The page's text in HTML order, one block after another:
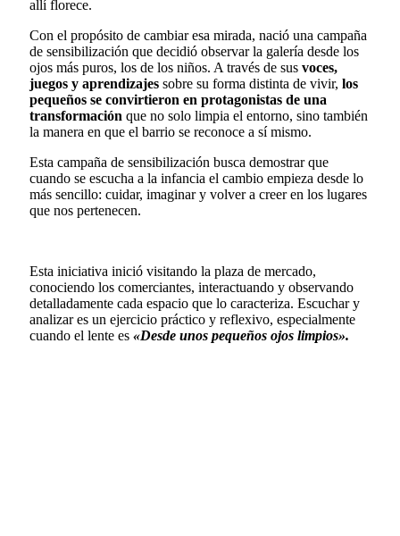
allí florece.
Con el propósito de cambiar esa mirada, nació una campaña
de sensibilización que decidió observar la galería desde los
ojos más puros, los de los niños. A través de sus voces,
juegos y aprendizajes sobre su forma distinta de vivir, los
pequeños se convirtieron en protagonistas de una
transformación que no solo limpia el entorno, sino también
la manera en que el barrio se reconoce a sí mismo.
Esta campaña de sensibilización busca demostrar que
cuando se escucha a la infancia el cambio empieza desde lo
más sencillo: cuidar, imaginar y volver a creer en los lugares
que nos pertenecen.
Esta iniciativa inició visitando la plaza de mercado,
conociendo los comerciantes, interactuando y observando
detalladamente cada espacio que lo caracteriza. Escuchar y
analizar es un ejercicio práctico y reflexivo, especialmente
cuando el lente es «Desde unos pequeños ojos limpios».